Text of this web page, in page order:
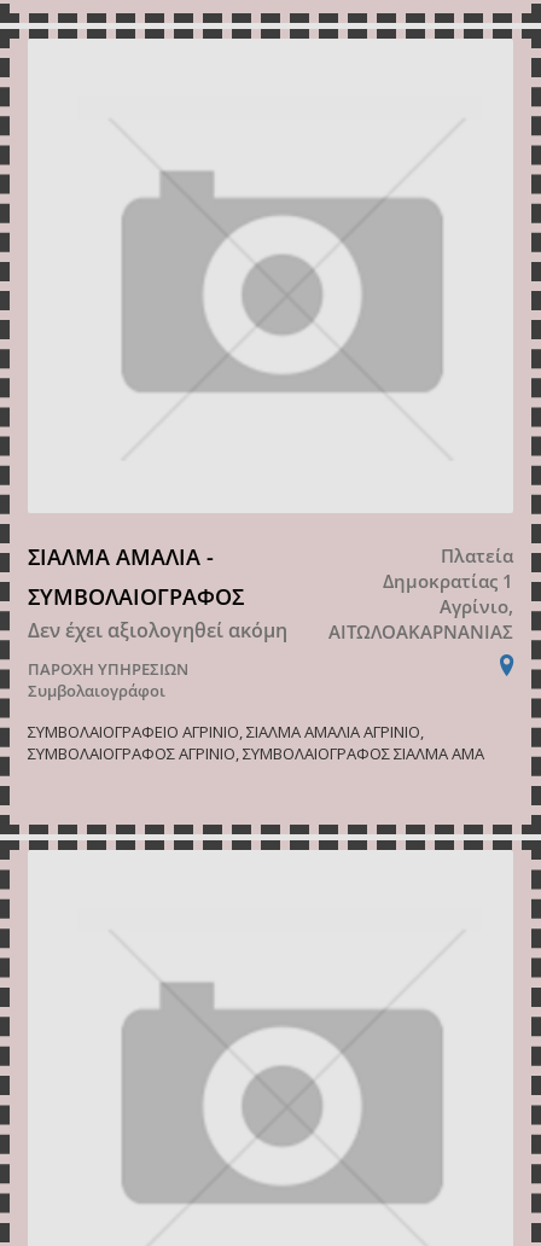
ΣΙΑΛΜΑ ΑΜΑΛΙΑ -
ΣΥΜΒΟΛΑΙΟΓΡΑΦΟΣ
Δεν έχει αξιολογηθεί ακόμη
ΠΑΡΟΧΗ ΥΠΗΡΕΣΙΩΝ
Συμβολαιογράφοι
Πλατεία
Δημοκρατίας 1
Αγρίνιο,
ΑΙΤΩΛΟΑΚΑΡΝΑΝΙΑΣ
ΣΥΜΒΟΛΑΙΟΓΡΑΦΕΙΟ ΑΓΡΙΝΙΟ, ΣΙΑΛΜΑ ΑΜΑΛΙΑ ΑΓΡΙΝΙΟ,
ΣΥΜΒΟΛΑΙΟΓΡΑΦΟΣ ΑΓΡΙΝΙΟ, ΣΥΜΒΟΛΑΙΟΓΡΑΦΟΣ ΣΙΑΛΜΑ ΑΜΑ